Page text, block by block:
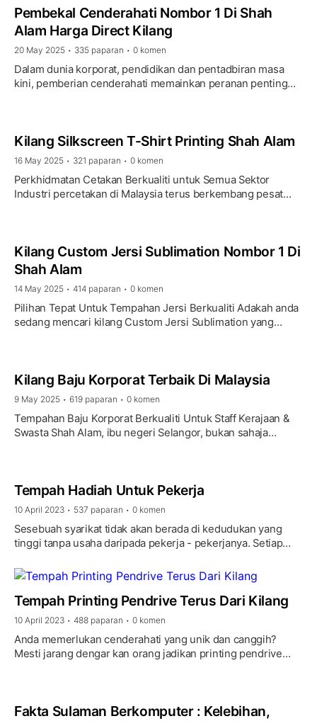
Pembekal Cenderahati Nombor 1 Di Shah
Alam Harga Direct Kilang
20 May 2025 • 335 paparan • 0 komen
Dalam dunia korporat, pendidikan dan pentadbiran masa
kini, pemberian cenderahati memainkan peranan penting
Kilang Silkscreen T-Shirt Printing Shah Alam
16 May 2025 • 321 paparan • 0 komen
Perkhidmatan Cetakan Berkualiti untuk Semua Sektor
Industri percetakan di Malaysia terus berkembang pesat
Kilang Custom Jersi Sublimation Nombor 1 Di
Shah Alam
14 May 2025 • 414 paparan • 0 komen
Pilihan Tepat Untuk Tempahan Jersi Berkualiti Adakah anda
sedang mencari kilang Custom Jersi Sublimation yang
Kilang Baju Korporat Terbaik Di Malaysia
9 May 2025 • 619 paparan • 0 komen
Tempahan Baju Korporat Berkualiti Untuk Staff Kerajaan &
Swasta Shah Alam, ibu negeri Selangor, bukan sahaja
Tempah Hadiah Untuk Pekerja
10 April 2023 • 537 paparan • 0 komen
Sesebuah syarikat tidak akan berada di kedudukan yang
tinggi tanpa usaha daripada pekerja - pekerjanya. Setiap
seharusnya …
Tempah Printing Pendrive Terus Dari Kilang
10 April 2023 • 488 paparan • 0 komen
Anda memerlukan cenderahati yang unik dan canggih?
Mesti jarang dengar kan orang jadikan printing pendrive
Fakta Sulaman Berkomputer : Kelebihan,